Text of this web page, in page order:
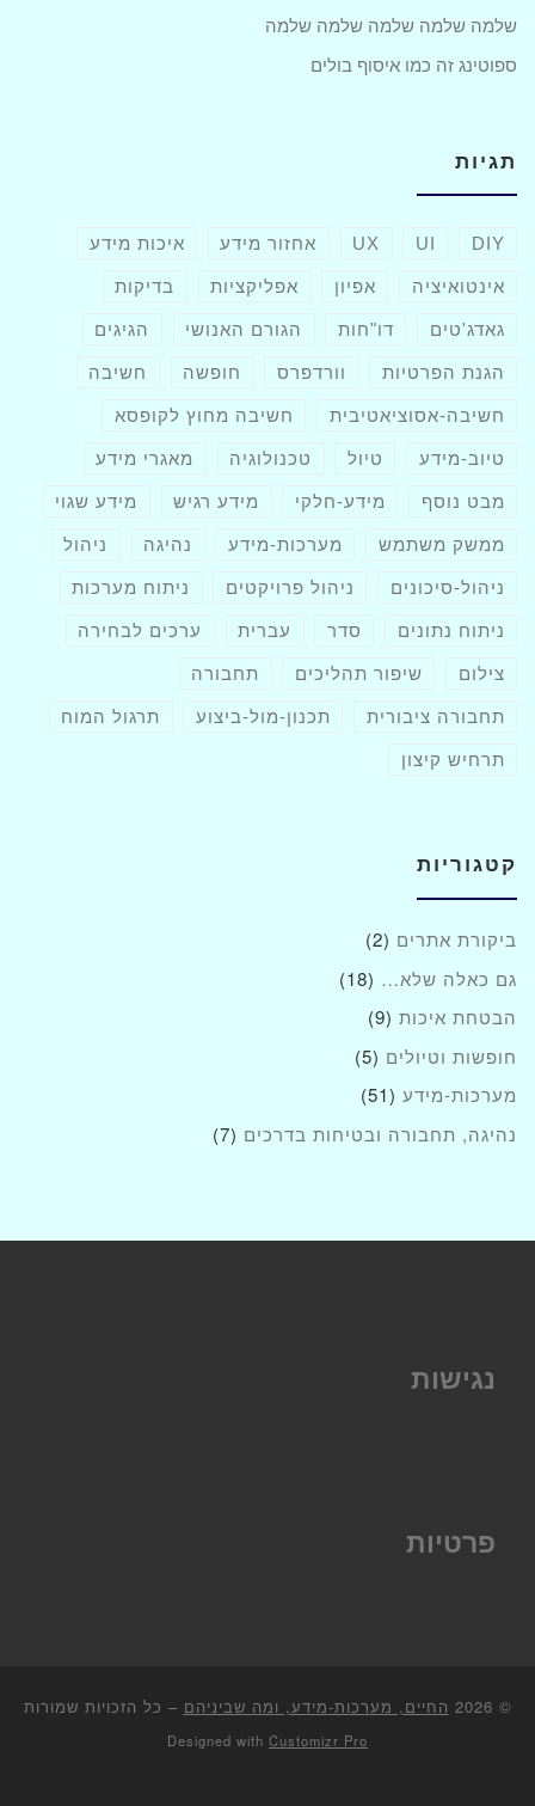
שלמה שלמה שלמה שלמה שלמה
ספוטינג זה כמו איסוף בולים
תגיות
DIY
UI
UX אחזור מידע איכות מידע
אינטואיציה אפיון אפליקציות בדיקות
גאדג'טים דו"חות הגורם האנושי הגיגים
הגנת הפרטיות וורדפרס חופשה חשיבה
חשיבה-אסוציאטיבית חשיבה מחוץ לקופסא
טיוב-מידע טיול טכנולוגיה מאגרי מידע
מבט נוסף מידע-חלקי מידע רגיש מידע שגוי
ממשק משתמש מערכות-מידע נהיגה ניהול
ניהול-סיכונים ניהול פרויקטים ניתוח מערכות
ניתוח נתונים סדר עברית ערכים לבחירה
צילום שיפור תהליכים תחבורה
תחבורה ציבורית תכנון-מול-ביצוע תרגול המוח
תרחיש קיצון
קטגוריות
ביקורת אתרים (2)
גם כאלה שלא… (18)
הבטחת איכות (9)
חופשות וטיולים (5)
מערכות-מידע (51)
נהיגה, תחבורה ובטיחות בדרכים (7)
נגישות
פרטיות
© 2026 החיים, מערכות-מידע, ומה שביניהם – כל הזכויות שמורות
Designed with Customizr Pro